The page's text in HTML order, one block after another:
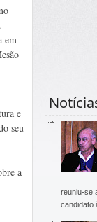
em
e
seu
a
reuniu-se
candidato